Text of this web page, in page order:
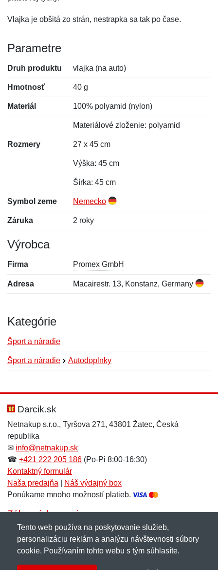
Vlajka je obšitá zo strán, nestrapka sa tak po čase.
Parametre
Druh produktu vlajka (na auto)
Hmotnosť 40 g
Materiál 100% polyamid (nylon)
Materiálové zloženie: polyamid
Rozmery 27 x 45 cm
Výška: 45 cm
Šírka: 45 cm
Symbol zeme Nemecko
Záruka 2 roky
Výrobca
Firma Promex GmbH
Adresa Macairestr. 13, Konstanz, Germany
Kategórie
Šport a náradie
Šport a náradie Autodoplnky
Hodnotenie:
Meno:*
E-mail:
Správa*
Meno:
E-mail:*
Správa*
Darcik.sk
Netnakup s.r.o., Tyršova 271, 43801 Žatec, Česká
republika
✉ info@netnakup.sk
☎ +421 222 205 186 (Po-Pi 8:00-16:30)
Kontaktný formulár
Naša predajňa
Náš výdajný box
Ponúkame mnoho možností platieb.
Zákaznícky servis
Novinky emailom
Tento web používa na poskytovanie služieb,
personalizáciu reklám a analýzu návštevnosti súbory
cookie. Používaním tohto webu s tým súhlasíte.